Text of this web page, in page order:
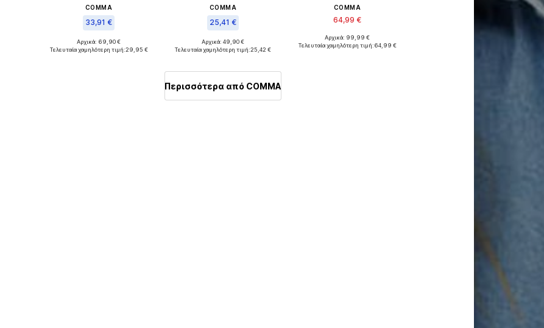
COMMA
33,91 €
Διαθέσιμο σε πολλά μεγέθη
Αρχικά: 69,90 €
Τελευταία χαμηλότερη τιμή:29,95 €
COMMA
25,41 €
Διαθέσιμα μεγέθη: S, M, L
Αρχικά: 49,90 €
Τελευταία χαμηλότερη τιμή:25,42 €
COMMA
64,99 €
Διαθέσιμα μεγέθη: XS, S, M, L, XL
Αρχικά: 99,99 €
Τελευταία χαμηλότερη τιμή:64,99 €
Περισσότερα από COMMA